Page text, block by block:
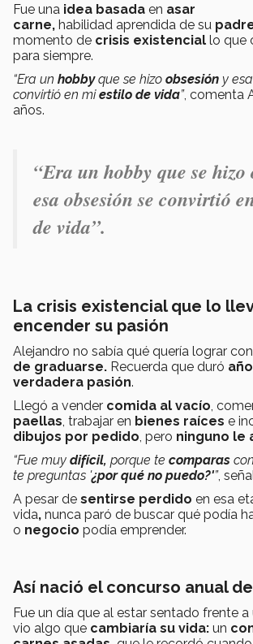
Fue una idea basada en asar
carne, habilidad aprendida de su
momento de crisis existencial lo que
para siempre.
“Era un hobbyque se hizo obsesión y
convirtió en miestilo de vida”, comenta
años.
“Era un hobby que se hizo
esa obsesión se convirtió
de vida”.
La crisis existencial que lo
encender su pasión
Alejandro no sabía qué quería lograr
de graduarse. Recuerda que duró
verdadera pasión.
Llegó a vender comida al vacío ,
paellas , trabajar en bienes raíces e
dibujos por pedido , pero ninguno le
“Fue muy difícil, porque te comparas
te preguntas '¿por qué no puedo?'”,
A pesar de sentirse perdido en esa
vida, nunca paró de buscar qué podía
o negocio podía emprender.
Así nació el concurso anual
Fue un día que al estar sentado frente a
vio algo que cambiaría su vida: un